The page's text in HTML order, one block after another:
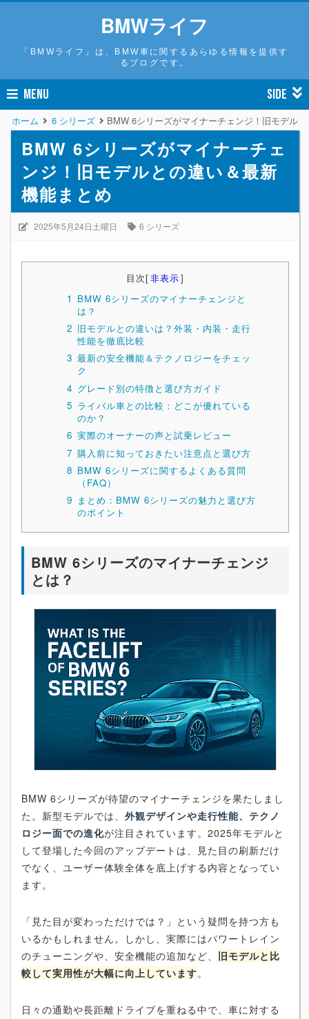
BMWライフ
「BMWライフ」は、BMW車に関するあらゆる情報を提供す
るブログです。
MENU SIDE
ホーム 6 シリーズ BMW 6シリーズがマイナーチェンジ！旧モデル
BMW 6シリーズがマイナーチェ
ンジ！旧モデルとの違い＆最新
機能まとめ
2025年5月24日土曜日 6 シリーズ
目次[非表示]
1 BMW 6シリーズのマイナーチェンジと
は？
2 旧モデルとの違いは？外装・内装・走行
性能を徹底比較
3 最新の安全機能＆テクノロジーをチェッ
ク
4 グレード別の特徴と選び方ガイド
5 ライバル車との比較：どこが優れている
のか？
6 実際のオーナーの声と試乗レビュー
7 購入前に知っておきたい注意点と選び方
8 BMW 6シリーズに関するよくある質問
（FAQ）
9 まとめ：BMW 6シリーズの魅力と選び方
のポイント
BMW 6シリーズのマイナーチェンジ
とは？
BMW 6シリーズが待望のマイナーチェンジを果たしまし
た。新型モデルでは、 外観デザインや走行性能、テクノ
ロジー面での進化が注目されています。2025年モデルと
して登場した今回のアップデートは、見た目の刷新だけ
でなく、ユーザー体験全体を底上げする内容となってい
ます。
「見た目が変わっただけでは？」という疑問を持つ方も
いるかもしれません。しかし、実際にはパワートレイン
のチューニングや、安全機能の追加など、 旧モデルと比
較して実用性が大幅に向上しています。
日々の通勤や長距離ドライブを重ねる中で、車に対する